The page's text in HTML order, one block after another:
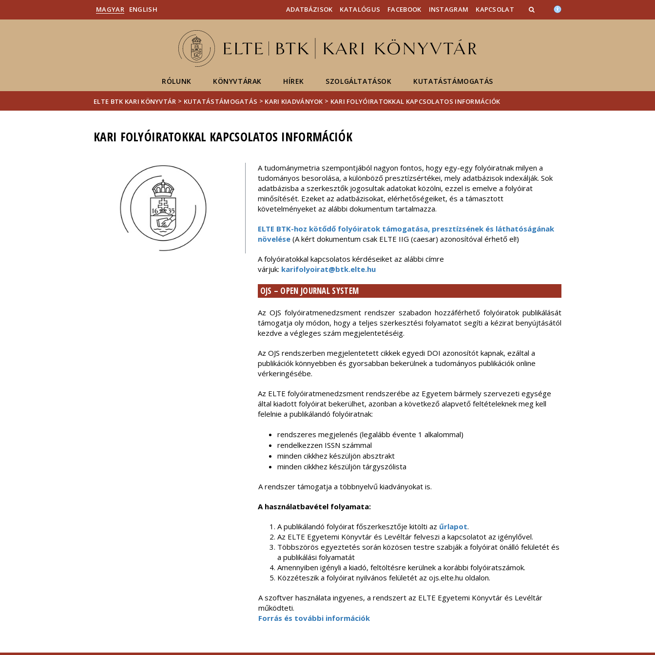
Hírek
Események
ELTE a
MAGYAR ENGLISH ADATBÁZISOK KATALÓGUS FACEBOOK INSTAGRAM KAPCSOLAT
RÓLUNK KÖNYVTÁRAK HÍREK SZOLGÁLTATÁSOK KUTATÁSTÁMOGATÁS
ELTE BTK KARI KÖNYVTÁR > KUTATÁSTÁMOGATÁS > KARI KIADVÁNYOK > KARI FOLYÓIRATOKKAL KAPCSOLATOS INFORMÁCIÓK
KARI FOLYÓIRATOKKAL KAPCSOLATOS INFORMÁCIÓK
A tudománymetria szempontjából nagyon fontos, hogy egy-egy folyóiratnak milyen a
tudományos besorolása, a különböző presztízsértékei, mely adatbázisok indexálják. Sok
adatbázisba a szerkesztők jogosultak adatokat közölni, ezzel is emelve a folyóirat
minősítését. Ezeket az adatbázisokat, elérhetőségeiket, és a támasztott
követelményeket az alábbi dokumentum tartalmazza.
ELTE BTK-hoz kötődő folyóiratok támogatása, presztízsének és láthatóságának
növelése(A kért dokumentum csak ELTE IIG (caesar) azonosítóval érhető el!)
A folyóiratokkal kapcsolatos kérdéseiket az alábbi címre
várjuk: karifolyoirat@btk.elte.hu
OJS – OPEN JOURNAL SYSTEM
Az OJS folyóiratmenedzsment rendszer szabadon hozzáférhető folyóiratok publikálását
támogatja oly módon, hogy a teljes szerkesztési folyamatot segíti a kézirat benyújtásától
kezdve a végleges szám megjelentetéséig.
Az OJS rendszerben megjelentetett cikkek egyedi DOI azonosítót kapnak, ezáltal a
publikációk könnyebben és gyorsabban bekerülnek a tudományos publikációk online
vérkeringésébe.
Az ELTE folyóiratmenedzsment rendszerébe az Egyetem bármely szervezeti egysége
által kiadott folyóirat bekerülhet, azonban a következő alapvető feltételeknek meg kell
felelnie a publikálandó folyóiratnak:
rendszeres megjelenés (legalább évente 1 alkalommal)
rendelkezzen ISSN számmal
minden cikkhez készüljön absztrakt
minden cikkhez készüljön tárgyszólista​
A rendszer támogatja a többnyelvű kiadványokat is.
A használatbavétel folyamata:
A publikálandó folyóirat főszerkesztője kitölti az űrlapot.
Az ELTE Egyetemi Könyvtár és Levéltár felveszi a kapcsolatot az igénylővel.
Többszörös egyeztetés során közösen testre szabják a folyóirat önálló felületét és
a publikálási folyamatát
Amennyiben igényli a kiadó, feltöltésre kerülnek a korábbi folyóiratszámok.
Közzéteszik a folyóirat nyilvános felületét az ojs.elte.hu oldalon.
A szoftver használata ingyenes, a rendszert az ELTE Egyetemi Könyvtár és Levéltár
működteti.
Forrás és további információk